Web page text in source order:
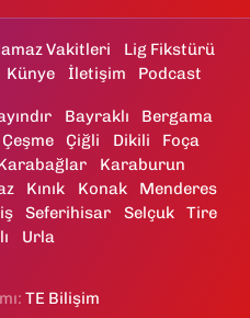
Vakitleri
Lig Fikstürü
Künye İletişim Podcast
Bayraklı
Bergama
Çeşme Çiğli Dikili
Foça
Karaburun
Kınık Konak
Menderes
Seferihisar Selçuk
Tire
Urla
TE Bilişim